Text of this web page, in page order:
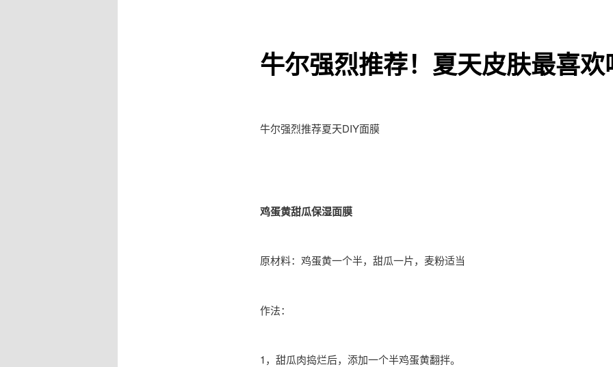
牛尔强烈推荐！夏天皮肤最喜欢
牛尔强烈推荐夏天DIY面膜
鸡蛋黄甜瓜保湿面膜
原材料：鸡蛋黄一个半，甜瓜一片，麦粉适当
作法：
1，甜瓜肉捣烂后，添加一个半鸡蛋黄翻拌。